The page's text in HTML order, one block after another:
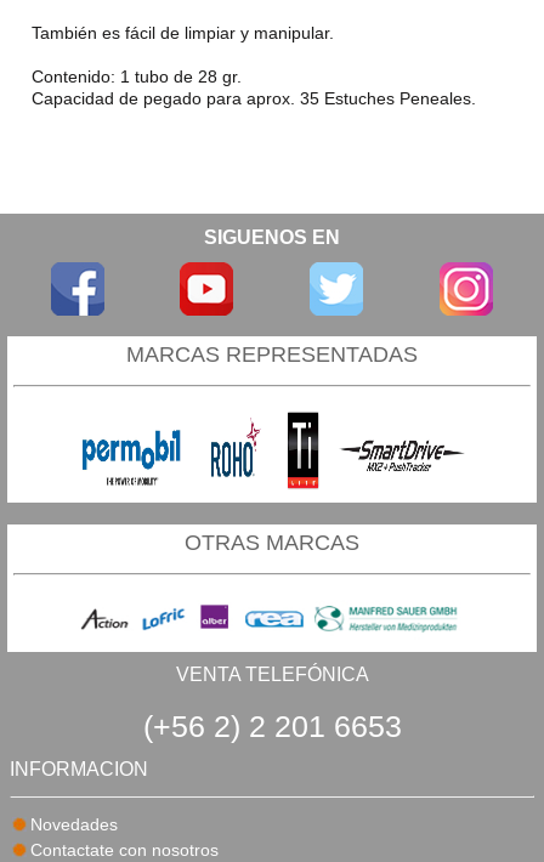
También es fácil de limpiar y manipular.
Contenido: 1 tubo de 28 gr.
Capacidad de pegado para aprox. 35 Estuches Peneales.
SIGUENOS EN
MARCAS REPRESENTADAS
OTRAS MARCAS
VENTA TELEFÓNICA
(+56 2) 2 201 6653
INFORMACION
Novedades
Contactate con nosotros